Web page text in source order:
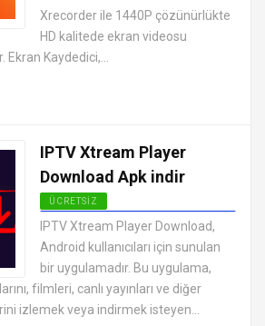
Xrecorder ile 1440P çözünürlükte
HD kalitede ekran videosu
Kaydedici,...
IPTV Xtream Player
Download Apk indir
ÜCRETSIZ
ANDROID VIDEO OYNATICI VE
DÜZENLEYICI UYGULAMALARI APK
IPTV Xtream Player Download,
Android kullanıcıları için sunulan
bir uygulamadır. Bu uygulama,
filmleri, canlı yayınları ve diğer
izlemek veya indirmek isteyen...